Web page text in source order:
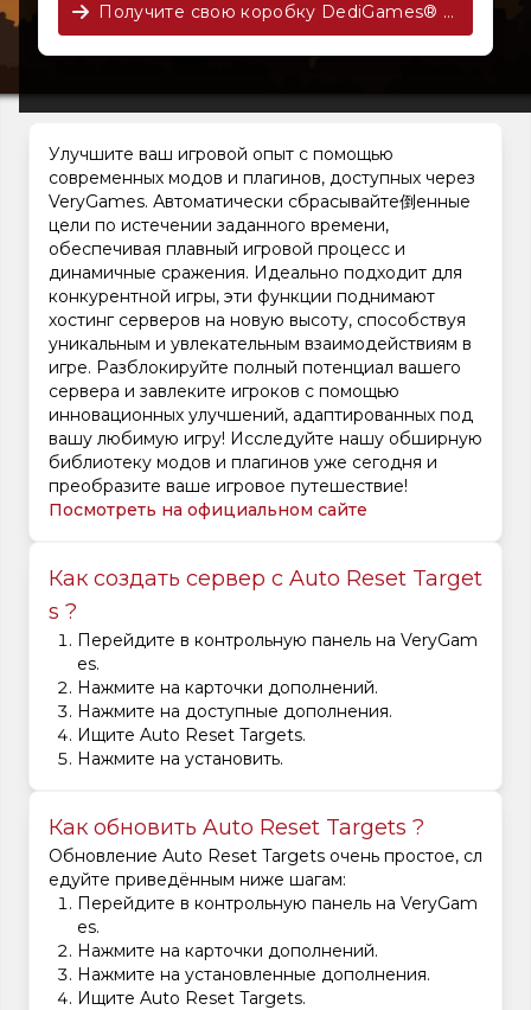
Получите свою коробку DediGames® сейчас!
Улучшите ваш игровой опыт с помощью
современных модов и плагинов, доступных через
VeryGames. Автоматически сбрасывайте倒енные
цели по истечении заданного времени,
обеспечивая плавный игровой процесс и
динамичные сражения. Идеально подходит для
конкурентной игры, эти функции поднимают
хостинг серверов на новую высоту, способствуя
уникальным и увлекательным взаимодействиям в
игре. Разблокируйте полный потенциал вашего
сервера и завлеките игроков с помощью
инновационных улучшений, адаптированных под
вашу любимую игру! Исследуйте нашу обширную
библиотеку модов и плагинов уже сегодня и
преобразите ваше игровое путешествие!
Посмотреть на официальном сайте
Как создать сервер с Auto Reset Target
s ?
Перейдите в контрольную панель на VeryGam
es.
Нажмите на карточки дополнений.
Нажмите на доступные дополнения.
Ищите Auto Reset Targets.
Нажмите на установить.
Как обновить Auto Reset Targets ?
Обновление Auto Reset Targets очень простое, сл
едуйте приведённым ниже шагам:
Перейдите в контрольную панель на VeryGam
es.
Нажмите на карточки дополнений.
Нажмите на установленные дополнения.
Ищите Auto Reset Targets.